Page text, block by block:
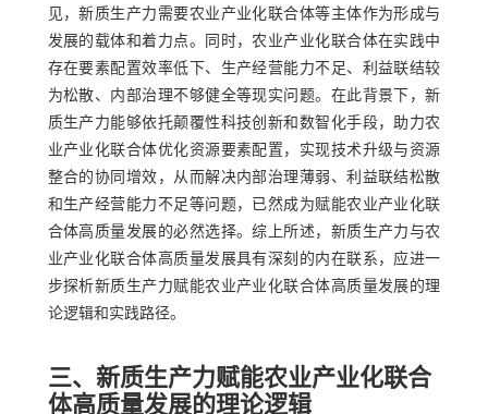
见，新质生产力需要农业产业化联合体等主体作为形成与
发展的载体和着力点。同时，农业产业化联合体在实践中
存在要素配置效率低下、生产经营能力不足、利益联结较
为松散、内部治理不够健全等现实问题。在此背景下，新
质生产力能够依托颠覆性科技创新和数智化手段，助力农
业产业化联合体优化资源要素配置，实现技术升级与资源
整合的协同增效，从而解决内部治理薄弱、利益联结松散
和生产经营能力不足等问题，已然成为赋能农业产业化联
合体高质量发展的必然选择。综上所述，新质生产力与农
业产业化联合体高质量发展具有深刻的内在联系，应进一
步探析新质生产力赋能农业产业化联合体高质量发展的理
论逻辑和实践路径。
三、新质生产力赋能农业产业化联合
体高质量发展的理论逻辑